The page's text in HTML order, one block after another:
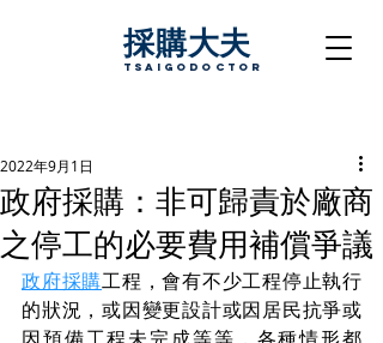
採購大夫
TsaigoDoctor
政府採購：非可歸責於廠商
之停工的必要費用補償爭議
2022年9月1日
政府採購工程，會有不少工程停止執行
的狀況，或因變更設計或因居民抗爭或